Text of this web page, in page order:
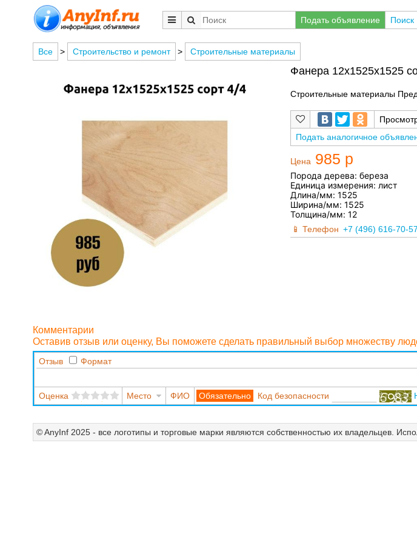
Подать объявление Поиск
Все > Строительство и ремонт > Строительные материалы
Фанера 12х1525х1525
Строительные материалы
Подать аналогичное
Цена 985 р
Порода дерева: береза
Единица измерения: лист
Длина/мм: 1525
Ширина/мм: 1525
Толщина/мм: 12
Телефон +7 (496) 616-70-57
Комментарии
Оставив отзыв или оценку, Вы поможете сделать правильный выбор множеству
Отзыв Формат
Оценка Место ФИО Код безопасности
© AnyInf 2025 - все логотипы и торговые марки являются собственностью их владельцев.